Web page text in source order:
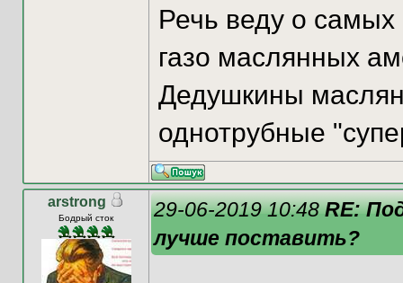
Речь веду о
газо маслянных
Дедушкины
однотрубные
arstrong
Бодрый сток 29-06-2019 10:48RE:
лучше поставить?